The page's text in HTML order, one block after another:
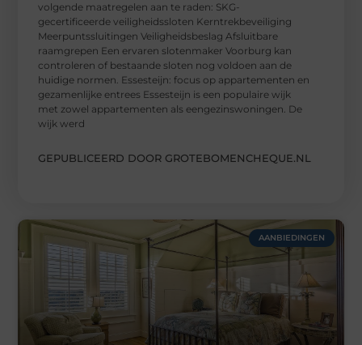
volgende maatregelen aan te raden: SKG-
gecertificeerde veiligheidssloten Kerntrekbeveiliging
Meerpuntssluitingen Veiligheidsbeslag Afsluitbare
raamgrepen Een ervaren slotenmaker Voorburg kan
controleren of bestaande sloten nog voldoen aan de
huidige normen. Essesteijn: focus op appartementen en
gezamenlijke entrees Essesteijn is een populaire wijk
met zowel appartementen als eengezinswoningen. De
wijk werd
GEPUBLICEERD DOOR GROTEBOMENCHEQUE.NL
AANBIEDINGEN